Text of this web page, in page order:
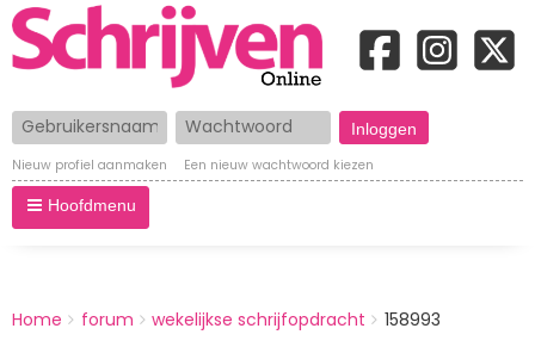
Gebruikersnaam Wachtwoord
Nieuw profiel aanmaken Een nieuw wachtwoord kiezen
Hoofdmenu
BREADCRUMBS
You
Home forum wekelijkse schrijfopdracht 158993